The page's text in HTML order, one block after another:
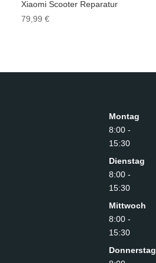
Xiaomi Scooter Reparatur
79,99 €
Montag
8:00 -
15:30
Dienstag
8:00 -
15:30
Mittwoch
8:00 -
15:30
Donnerstag